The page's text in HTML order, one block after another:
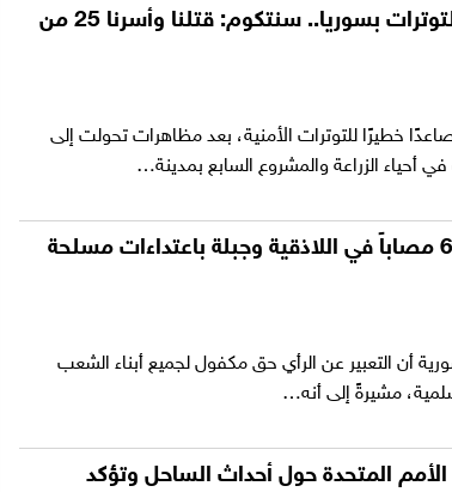
قتلى جراء تصاعد التوترات بسوريا.. سنتكوم: قتلنا وأسرنا 25 من
خطيرًا للتوترات الأمنية، بعد مظاهرات تحولت إلى
أحياء الزراعة والمشروع السابع بمدينة…
سوريا.. 3 قتلى و60 مصاباً في اللاذقية وجبلة باعتداءات مسلحة
أن التعبير عن الرأي حق مكفول لجميع أبناء الشعب
مشيرةً إلى أنه…
المتحدة حول أحداث الساحل وتؤكد